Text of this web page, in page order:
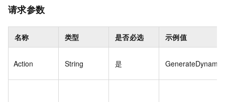
请求参数
名称 类型 是否必选 示例值
Action String 是